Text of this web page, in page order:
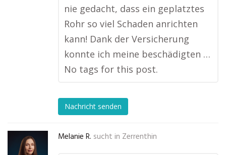
nie gedacht, dass ein geplatztes
Rohr so viel Schaden anrichten
kann! Dank der Versicherung
konnte ich meine beschädigten …
No tags for this post.
Nachricht senden
Melanie R. sucht in Zerrenthin